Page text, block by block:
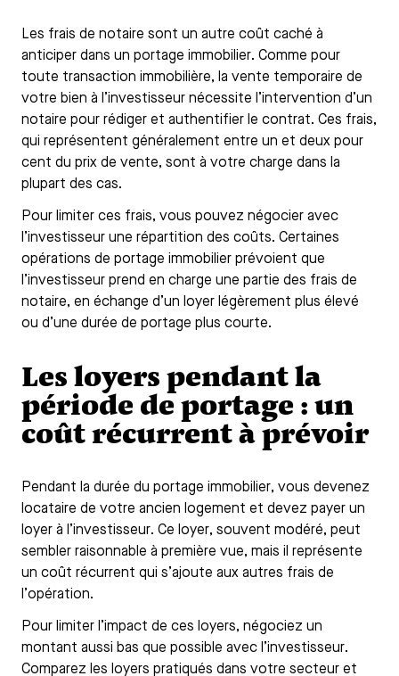
Les frais de notaire sont un autre coût caché à
anticiper dans un portage immobilier. Comme pour
toute transaction immobilière, la vente temporaire de
votre bien à l’investisseur nécessite l’intervention d’un
notaire pour rédiger et authentifier le contrat. Ces frais,
qui représentent généralement entre un et deux pour
cent du prix de vente, sont à votre charge dans la
plupart des cas.
Pour limiter ces frais, vous pouvez négocier avec
l’investisseur une répartition des coûts. Certaines
opérations de portage immobilier prévoient que
l’investisseur prend en charge une partie des frais de
notaire, en échange d’un loyer légèrement plus élevé
ou d’une durée de portage plus courte.
Les loyers pendant la
période de portage : un
coût récurrent à prévoir
Pendant la durée du portage immobilier, vous devenez
locataire de votre ancien logement et devez payer un
loyer à l’investisseur. Ce loyer, souvent modéré, peut
sembler raisonnable à première vue, mais il représente
un coût récurrent qui s’ajoute aux autres frais de
l’opération.
Pour limiter l’impact de ces loyers, négociez un
montant aussi bas que possible avec l’investisseur.
Comparez les loyers pratiqués dans votre secteur et